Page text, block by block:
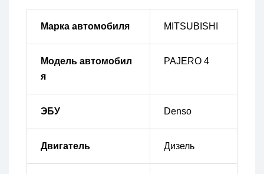
Марка автомобиля MITSUBISHI
Модель автомобил
я
PAJERO 4
ЭБУ Denso
Двигатель Дизель